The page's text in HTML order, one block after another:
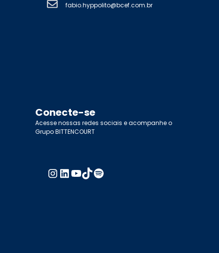
fabio.hyppolito@bcef.com.br
Conecte-se
Acesse nossas redes sociais e acompanhe o
Grupo BITTENCOURT